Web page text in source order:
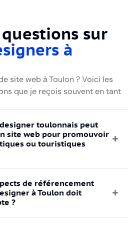
sur
à
site web à Toulon ? Voici les
que je reçois souvent en tant
toulonnais peut
site web pour promouvoir
ou touristiques
de référencement
à Toulon doit
?